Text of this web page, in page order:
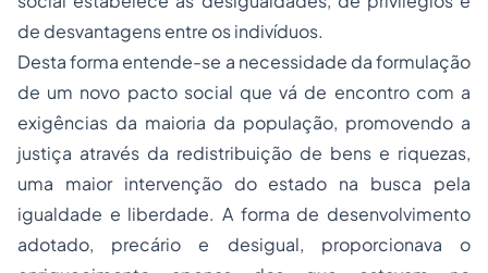
de desvantagens entre os indivíduos.
Desta forma entende-se a necessidade da formulação
de um novo pacto social que vá de encontro com a
exigências da maioria da população, promovendo a
justiça através da redistribuição de bens e riquezas,
uma maior intervenção do estado na busca pela
igualdade e liberdade. A forma de desenvolvimento
adotado, precário e desigual, proporcionava o